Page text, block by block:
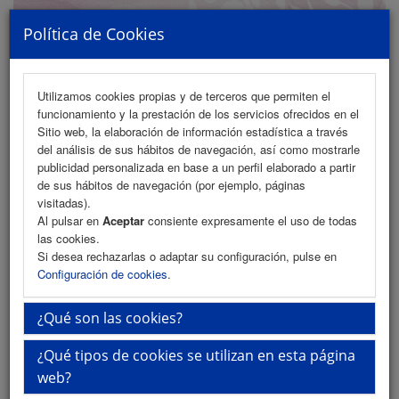
Política de Cookies
Utilizamos cookies propias y de terceros que permiten el
funcionamiento y la prestación de los servicios ofrecidos en el
Sitio web, la elaboración de información estadística a través
del análisis de sus hábitos de navegación, así como mostrarle
publicidad personalizada en base a un perfil elaborado a partir
de sus hábitos de navegación (por ejemplo, páginas
visitadas).
Al pulsar en Aceptar consiente expresamente el uso de todas
las cookies.
Si desea rechazarlas o adaptar su configuración, pulse en
Configuración de cookies.
¿Qué son las cookies?
¿Qué tipos de cookies se utilizan en esta página
web?
MENU
Programa
Programa (PDF)
Cronograma
Normativa comunicaciones
Envío de comunicaciones
Descargar normativa (PDF)